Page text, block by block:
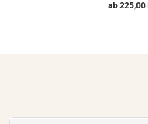
ab 225,00